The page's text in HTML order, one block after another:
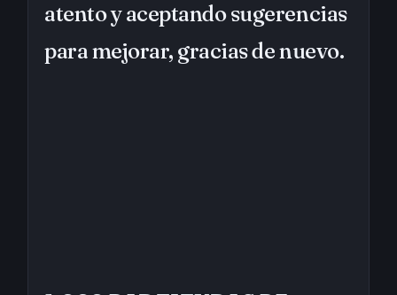
atento y aceptando sugerencias
para mejorar, gracias de nuevo.